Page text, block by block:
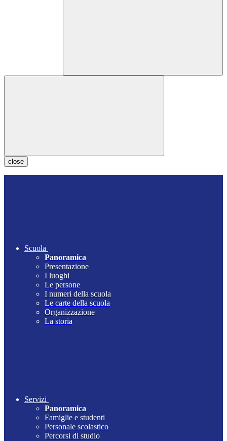
close
Scuola
Panoramica
Presentazione
I luoghi
Le persone
I numeri della scuola
Le carte della scuola
Organizzazione
La storia
Servizi
Panoramica
Famiglie e studenti
Personale scolastico
Percorsi di studio